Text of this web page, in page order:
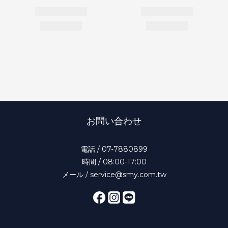
お問い合わせ
電話 / 07-7880899
時間 / 08:00-17:00
メール / service@smy.com.tw